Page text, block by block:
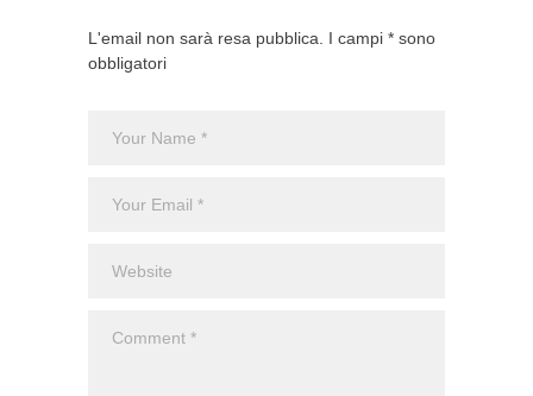
L'email non sarà resa pubblica. I campi * sono
obbligatori